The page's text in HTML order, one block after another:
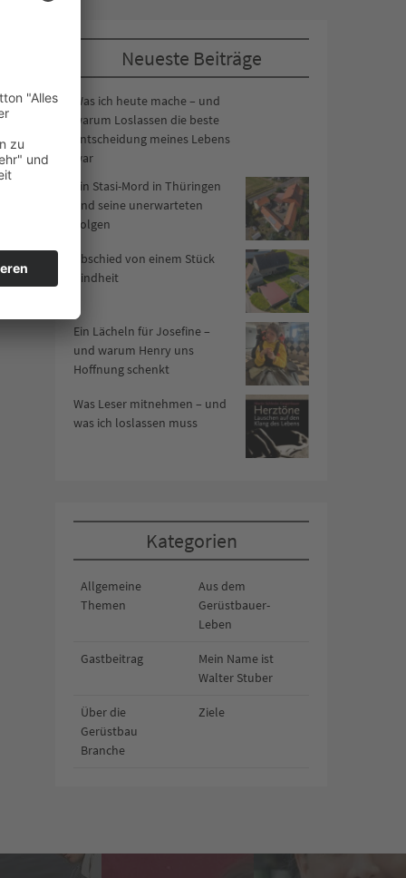
Neueste Beiträge
Was ich heute mache – und
warum Loslassen die beste
Entscheidung meines Lebens
war
Ein Stasi-Mord in Thüringen
und seine unerwarteten
Folgen
Abschied von einem Stück
Kindheit
Ein Lächeln für Josefine –
und warum Henry uns
Hoffnung schenkt
Was Leser mitnehmen – und
was ich loslassen muss
Kategorien
Allgemeine
Themen
Aus dem
Gerüstbauer-
Leben
Gastbeitrag
Mein Name ist
Walter Stuber
Über die
Gerüstbau
Branche
Ziele